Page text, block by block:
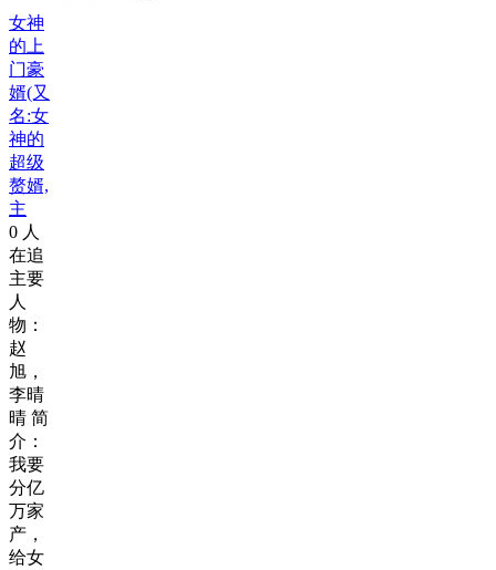
女神
的上
门豪
婿(又
名:女
神的
超级
赘婿,
主
0 人
在追
主要
人
物：
赵
旭，
李晴
晴 简
介：
我要
分亿
万家
产，
给女